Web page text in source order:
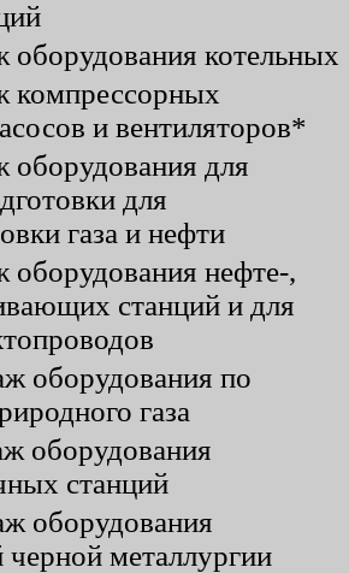
котельных
компрессорных
и вентиляторов*
для
для
газа и нефти
нефте-,
станций и для
оборудования по
газа
оборудования
станций
оборудования
черной металлургии